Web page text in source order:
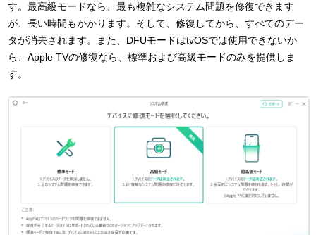
す。最高級モードなら、最も複雑なシステム問題を修復できます
が、長い時間もかかります。そして、修復してから、すべてのデー
タが消去されます。また、DFUモードはtvOSでは使用できないか
ら、Apple TVの修復なら、標準および高級モードのみを提供しま
す。